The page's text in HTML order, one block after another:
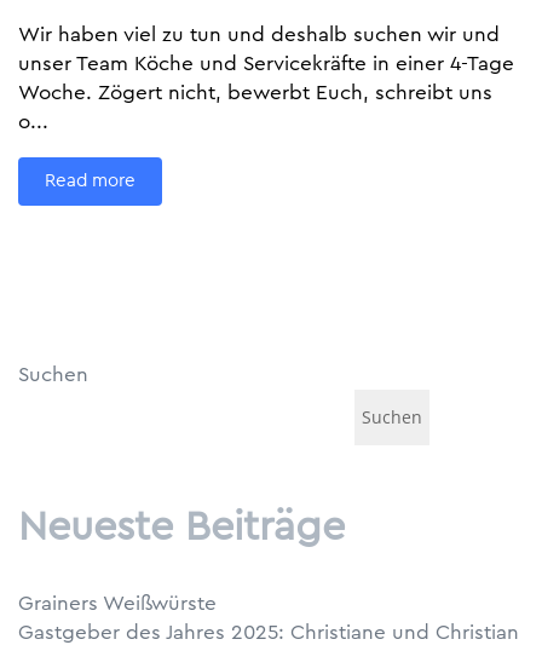
Wir haben viel zu tun und deshalb suchen wir und
unser Team Köche und Servicekräfte in einer 4-Tage
Woche. Zögert nicht, bewerbt Euch, schreibt uns
o...
Read more
Suchen
Suchen
Neueste Beiträge
Grainers Weißwürste
Gastgeber des Jahres 2025: Christiane und Christian